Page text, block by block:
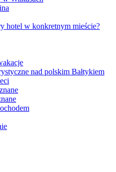
hotel w konkretnym mieście?
nad polskim Bałtykiem